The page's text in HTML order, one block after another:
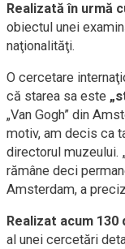
Realizată în urmă
obiectul unei
naţionalităţi.
O cercetare
că starea sa este
„Van Gogh” din
motiv, am decis ca
directorul muzeului.
rămâne deci
Amsterdam, a
Realizat acum
al unei cercetări